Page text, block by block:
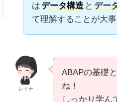
は データ構造 と デー
て理解することが大事
レイナ
ABAPの基礎
ね！
しっかり学ん